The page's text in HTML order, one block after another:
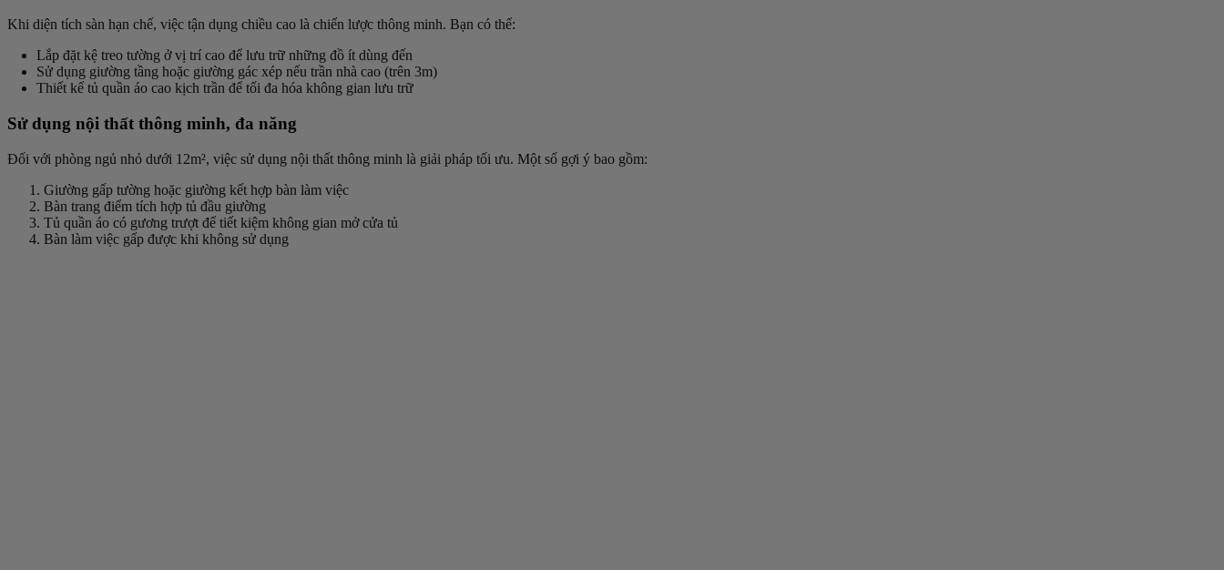
Khi diện tích sàn hạn chế, việc tận dụng chiều cao là chiến lược thông minh. Bạn có thể:
Lắp đặt kệ treo tường ở vị trí cao để lưu trữ những đồ ít dùng đến
Sử dụng giường tầng hoặc giường gác xép nếu trần nhà cao (trên 3m)
Thiết kế tủ quần áo cao kịch trần để tối đa hóa không gian lưu trữ
Sử dụng nội thất thông minh, đa năng
Đối với phòng ngủ nhỏ dưới 12m², việc sử dụng nội thất thông minh là giải pháp tối ưu. Một số gợi ý bao gồm:
Giường gấp tường hoặc giường kết hợp bàn làm việc
Bàn trang điểm tích hợp tủ đầu giường
Tủ quần áo có gương trượt để tiết kiệm không gian mở cửa tủ
Bàn làm việc gấp được khi không sử dụng